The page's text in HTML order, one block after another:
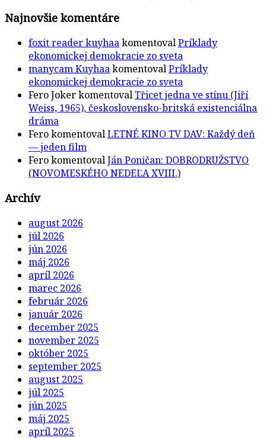
Najnovšie komentáre
foxit reader kuyhaakomentovalPríklady
ekonomickej demokracie zo sveta
manycam KuyhaakomentovalPríklady
ekonomickej demokracie zo sveta
Fero JokerkomentovalTřicet jedna ve stínu (Jiří
Weiss, 1965), československo-britská existenciálna
dráma
FerokomentovalLETNÉ KINO TV DAV: Každý deň
— jeden film
FerokomentovalJán Poničan: DOBRODRUŽSTVO
(NOVOMESKÉHO NEDEĽA XVIII.)
Archív
august 2026
júl 2026
jún 2026
máj 2026
apríl 2026
marec 2026
február 2026
január 2026
december 2025
november 2025
október 2025
september 2025
august 2025
júl 2025
jún 2025
máj 2025
apríl 2025